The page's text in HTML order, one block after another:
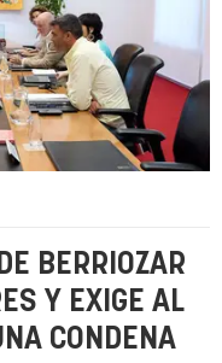
BERRIOZAR
Y EXIGE AL
CONDENA